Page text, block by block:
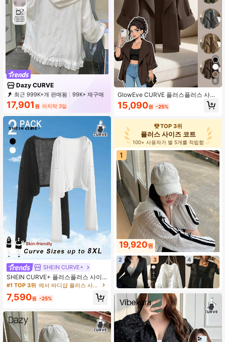
Dazy CURVE
최근 999K+개 판매됨
99K+ 재구매
401K 구독
17,901 원 마지막 3일
SHEIN CURVE+
SHEIN CURVE+ 플러스플러스 사이
즈/학교 의류/백투스쿨 의류/백투스쿨
플러스플러스 사이즈
#1 TOP 3위 에서 바디샵 플러스 사이즈 아우터웨어
7,590원 -25%
6
GlowEve CURVE 플러스플러스 사이
즈 여성 롤 탭 슬리브 루즈 캐주얼 재
킷, 솔리드 컬러, 데일리, 출퇴근, 가을/
15,090원 -25%
TOP 3위
플러스 사이즈 코트
100+ 사용자가 별 5개를 적립함
1
19,920원
2 3 4